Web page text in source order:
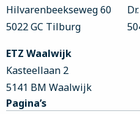
Hilvarenbeekseweg 60
5022 GC Tilburg
ETZ Waalwijk
Kasteellaan 2
5141 BM Waalwijk
Pagina’s